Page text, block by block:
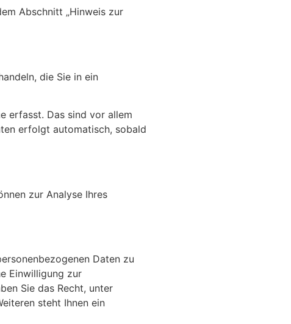
Abschnitt „Hinweis zur
die Sie in ein
erfasst. Das sind vor allem
erfolgt automatisch, sobald
zur Analyse Ihres
Daten zu
Einwilligung zur
Sie das Recht, unter
steht Ihnen ein